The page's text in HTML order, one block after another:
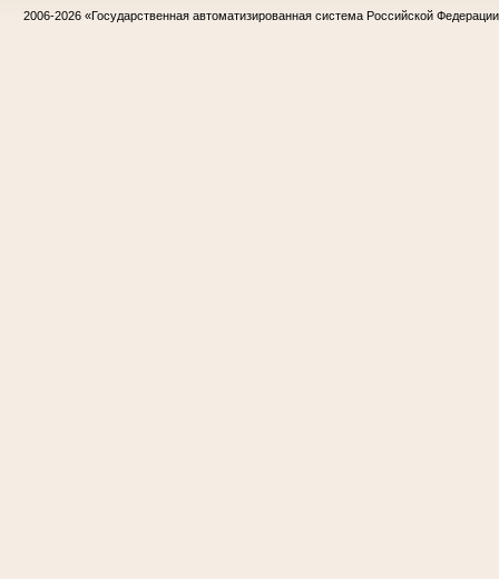
2006-2026 «Государственная автоматизированная система Российской